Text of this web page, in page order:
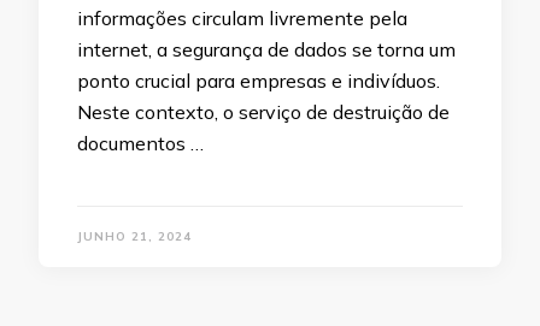
informações circulam livremente pela
internet, a segurança de dados se torna um
ponto crucial para empresas e indivíduos.
Neste contexto, o serviço de destruição de
documentos …
JUNHO 21, 2024